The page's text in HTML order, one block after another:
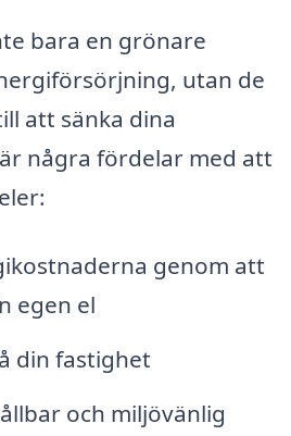
bara en grönare
utan de
att sänka dina
några fördelar med att
genom att
egen el
din fastighet
och miljövänlig